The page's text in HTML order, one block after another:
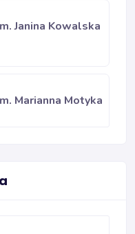
Janina Kowalska
Marianna Motyka